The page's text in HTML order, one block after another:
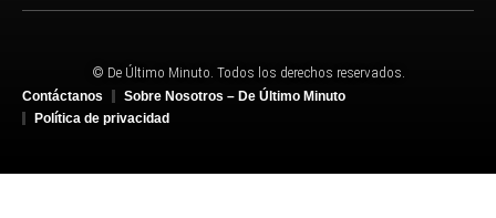
© De Último Minuto. Todos los derechos reservados.
Contáctanos
Sobre Nosotros – De Último Minuto
Política de privacidad